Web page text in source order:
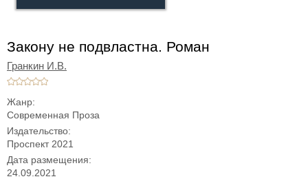
Закону не подвластна. Роман
Гранкин И.В.
Жанр:
Современная Проза
Издательство:
Проспект 2021
Дата размещения:
24.09.2021